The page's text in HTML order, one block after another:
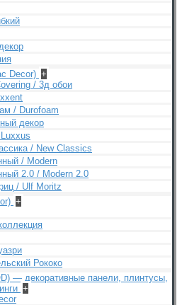
Decor) +
/ 3д обои
/ Durofoam
декор
/ New Classics
/ Modern
2.0 / Modern 2.0
/ Ulf Moritz
+
Рококо
— декоративные панели, плинтусы,
+